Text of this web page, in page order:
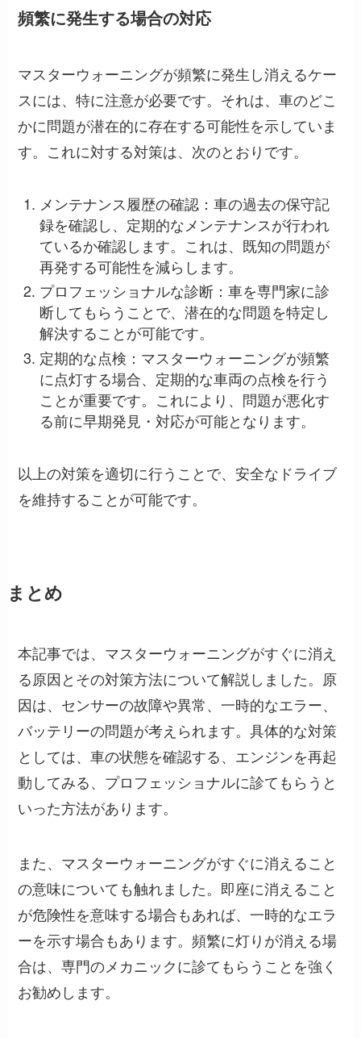
頻繁に発生する場合の対応
マスターウォーニングが頻繁に発生し消えるケー
スには、特に注意が必要です。それは、車のどこ
かに問題が潜在的に存在する可能性を示していま
す。これに対する対策は、次のとおりです。
メンテナンス履歴の確認：車の過去の保守記
録を確認し、定期的なメンテナンスが行われ
ているか確認します。これは、既知の問題が
再発する可能性を減らします。
プロフェッショナルな診断：車を専門家に診
断してもらうことで、潜在的な問題を特定し
解決することが可能です。
定期的な点検：マスターウォーニングが頻繁
に点灯する場合、定期的な車両の点検を行う
ことが重要です。これにより、問題が悪化す
る前に早期発見・対応が可能となります。
以上の対策を適切に行うことで、安全なドライブ
を維持することが可能です。
まとめ
本記事では、マスターウォーニングがすぐに消え
る原因とその対策方法について解説しました。原
因は、センサーの故障や異常、一時的なエラー、
バッテリーの問題が考えられます。具体的な対策
としては、車の状態を確認する、エンジンを再起
動してみる、プロフェッショナルに診てもらうと
いった方法があります。
また、マスターウォーニングがすぐに消えること
の意味についても触れました。即座に消えること
が危険性を意味する場合もあれば、一時的なエラ
ーを示す場合もあります。頻繁に灯りが消える場
合は、専門のメカニックに診てもらうことを強く
お勧めします。